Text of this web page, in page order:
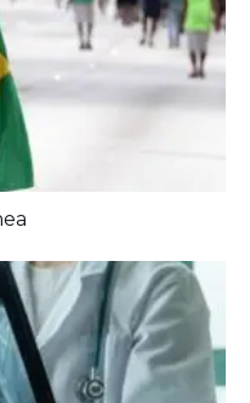
chances de cura para